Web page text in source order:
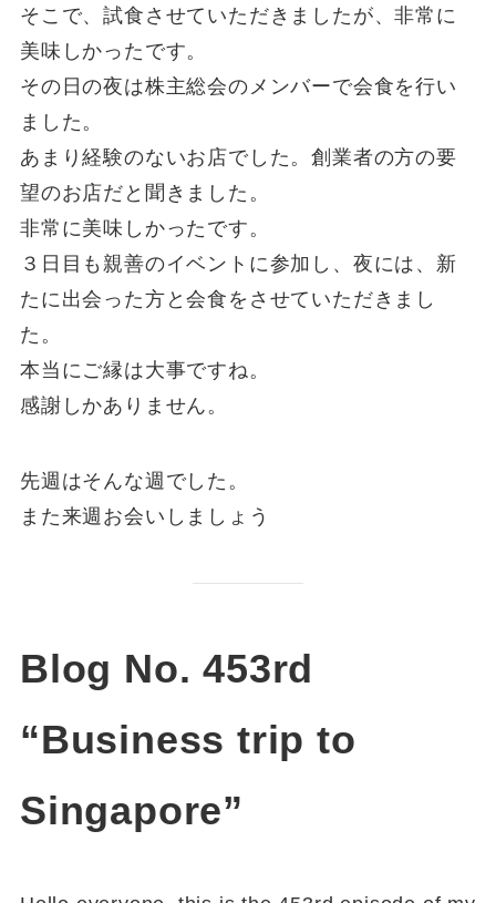
そこで、試食させていただきましたが、非常に
美味しかったです。
その日の夜は株主総会のメンバーで会食を行い
ました。
あまり経験のないお店でした。創業者の方の要
望のお店だと聞きました。
非常に美味しかったです。
３日目も親善のイベントに参加し、夜には、新
たに出会った方と会食をさせていただきまし
た。
本当にご縁は大事ですね。
感謝しかありません。
先週はそんな週でした。
また来週お会いしましょう
Blog No. 453rd
“Business trip to
Singapore”